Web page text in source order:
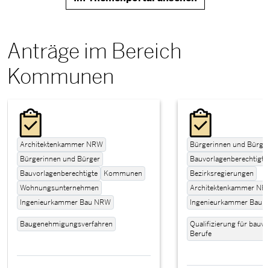
Anträge im Bereich
Kommunen
Architektenkammer NRW
Bürgerinnen und Bürger
Bauvorlagenberechtigte
Kommunen
Wohnungsunternehmen
Ingenieurkammer Bau NRW
Baugenehmigungsverfahren
Bürgerinnen und Bürger
Bauvorlagenberechtigte
Bezirksregierungen
Architektenkammer
Ingenieurkammer Bau
Qualifizierung für
Berufe